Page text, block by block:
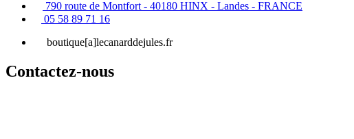
790 route de Montfort - 40180 HINX - Landes - FRANCE
05 58 89 71 16
boutique[a]lecanarddejules.fr
Contactez-nous